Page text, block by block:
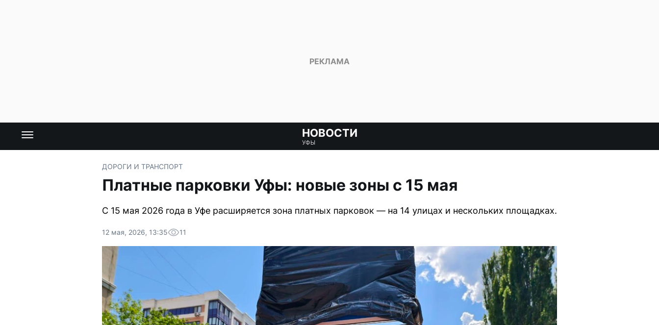
НОВОСТИ
УФЫ
ДОРОГИ И ТРАНСПОРТ
Платные парковки Уфы: новые зоны с 15 мая
С 15 мая 2026 года в Уфе расширяется зона платных парковок — на 14 улицах и нескольких площадках.
12 мая, 2026, 13:35 11